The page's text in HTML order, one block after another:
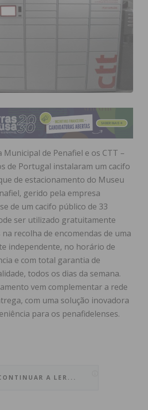
Municipal de Penafiel e os CTT –
de Portugal instalaram um cacifo
de estacionamento do Museu
gerido pela empresa
de um cacifo público de 33
ser utilizado gratuitamente
recolha de encomendas de uma
independente, no horário de
e com total garantia de
todos os dias da semana.
vem complementar a rede
com uma solução inovadora
para os penafidelenses.
processo de entrega de
A LER...